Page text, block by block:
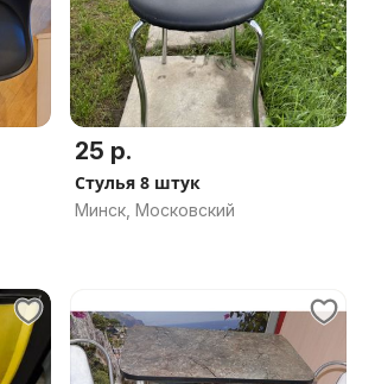
25 р.
Стулья 8 штук
Минск, Московский